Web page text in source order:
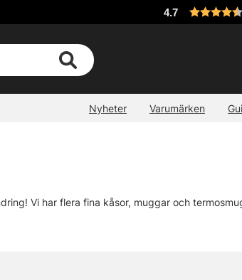
4.7
Nyheter Varumärken
Vi har flera fina kåsor, muggar och